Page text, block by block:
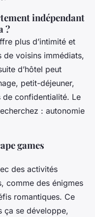
indépendant
?
plus d’intimité et
de voisins immédiats,
d’hôtel peut
petit-déjeuner,
confidentialité. Le
: autonomie
games
des activités
comme des énigmes
romantiques. Ce
ça se développe,